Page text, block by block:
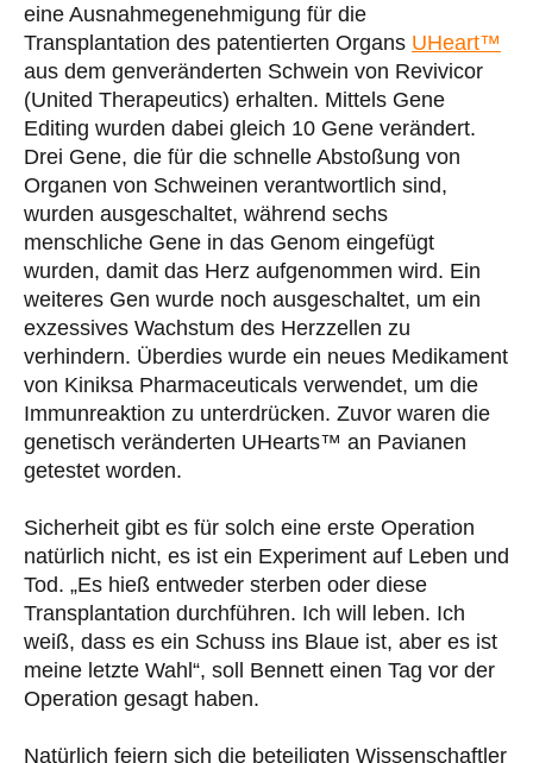
eine Ausnahmegenehmigung für die
Transplantation des patentierten Organs UHeart™
aus dem genveränderten Schwein von Revivicor
(United Therapeutics) erhalten. Mittels Gene
Editing wurden dabei gleich 10 Gene verändert.
Drei Gene, die für die schnelle Abstoßung von
Organen von Schweinen verantwortlich sind,
wurden ausgeschaltet, während sechs
menschliche Gene in das Genom eingefügt
wurden, damit das Herz aufgenommen wird. Ein
weiteres Gen wurde noch ausgeschaltet, um ein
exzessives Wachstum des Herzzellen zu
verhindern. Überdies wurde ein neues Medikament
von Kiniksa Pharmaceuticals verwendet, um die
Immunreaktion zu unterdrücken. Zuvor waren die
genetisch veränderten UHearts™ an Pavianen
getestet worden.
Sicherheit gibt es für solch eine erste Operation
natürlich nicht, es ist ein Experiment auf Leben und
Tod. „Es hieß entweder sterben oder diese
Transplantation durchführen. Ich will leben. Ich
weiß, dass es ein Schuss ins Blaue ist, aber es ist
meine letzte Wahl“, soll Bennett einen Tag vor der
Operation gesagt haben.
Natürlich feiern sich die beteiligten Wissenschaftler